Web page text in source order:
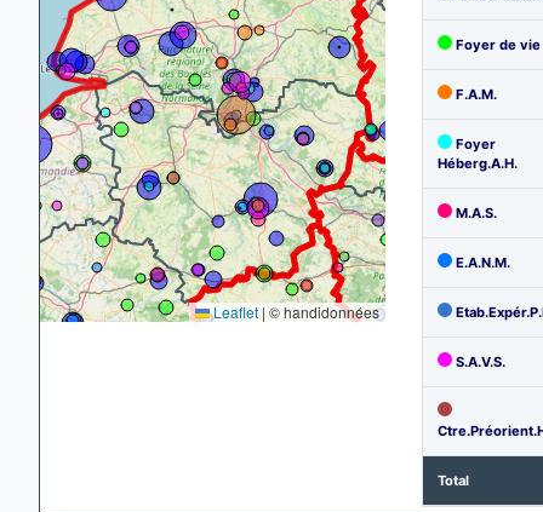
Leaflet | © handidonnées
Foyer de vie
F.A.M.
Foyer
Héberg.A.H.
M.A.S.
E.A.N.M.
S.A.V.S.
Total